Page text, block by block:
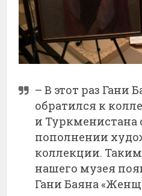
– В этот раз Гани
обратился к
и Туркменистана
пополнении
коллекции.
нашего музея
Гани Баяна